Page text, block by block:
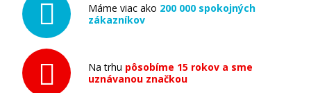
Sada originálných náplň CANON PGI-35BK
(čierna)
Máme viac ako 200 000 spokojných
zákazníkov
Na trhu pôsobíme 15 rokov a sme
uznávanou značkou